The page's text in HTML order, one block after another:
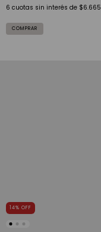
6 cuotas sin interés de $6.665
14% OFF